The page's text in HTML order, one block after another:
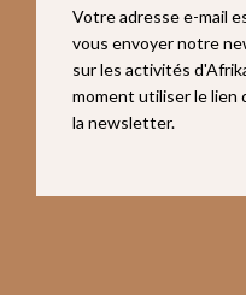
Votre adresse e-mail
vous envoyer notre
sur les activités
moment utiliser le lien
la newsletter.